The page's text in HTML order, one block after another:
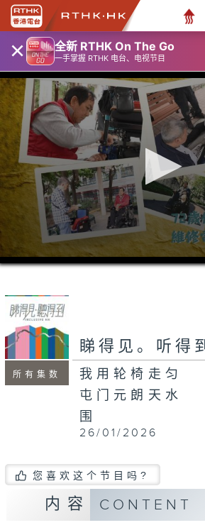
× 全新 RTHK On The Go
一手掌握 RTHK 电台、电视节目
0
seconds
minutes,
seconds
所有集数
睇得见。听得
我用轮椅走匀
屯门元朗天水
围
26/01/2026
您喜欢这个节目吗?
内容 CONTENT